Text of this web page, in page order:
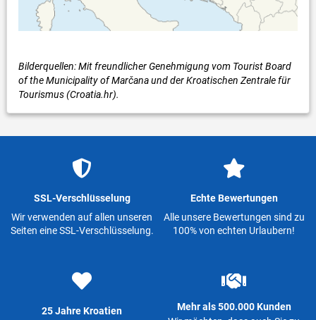
Bilderquellen: Mit freundlicher Genehmigung vom Tourist Board
of the Municipality of Marčana und der Kroatischen Zentrale für
Tourismus (Croatia.hr).
SSL-Verschlüsselung
Wir verwenden auf allen unseren
Seiten eine SSL-Verschlüsselung.
Echte Bewertungen
Alle unsere Bewertungen sind zu
100% von echten Urlaubern!
25 Jahre Kroatien
Mehr als 500.000 Kunden